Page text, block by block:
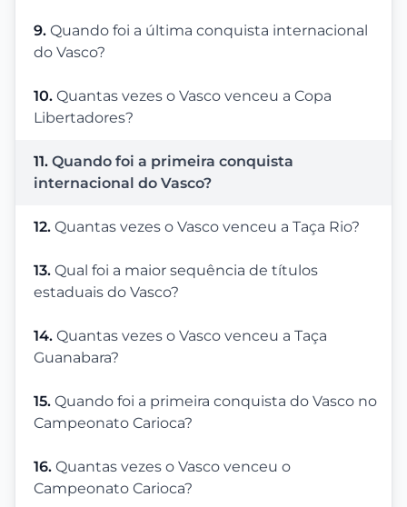
9. Quando foi a última conquista internacional
do Vasco?
10. Quantas vezes o Vasco venceu a Copa
Libertadores?
11. Quando foi a primeira conquista
internacional do Vasco?
12. Quantas vezes o Vasco venceu a Taça Rio?
13. Qual foi a maior sequência de títulos
estaduais do Vasco?
14. Quantas vezes o Vasco venceu a Taça
Guanabara?
15. Quando foi a primeira conquista do Vasco no
Campeonato Carioca?
16. Quantas vezes o Vasco venceu o
Campeonato Carioca?